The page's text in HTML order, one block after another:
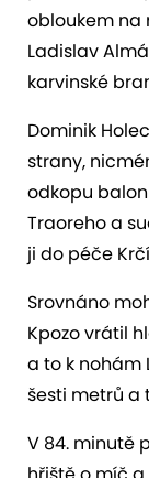
obloukem na
Ladislav
karvinské
Dominik
strany,
odkopu
Traoreho a
ji do péče
Srovnáno
Kpozo vrátil
a to k nohám
šesti metrů a
V 84. minutě